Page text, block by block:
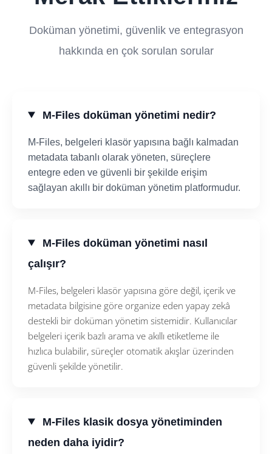
Doküman yönetimi, güvenlik ve entegrasyon
hakkında en çok sorulan sorular
M-Files doküman yönetimi nedir?
M-Files, belgeleri klasör yapısına bağlı kalmadan
metadata tabanlı olarak yöneten, süreçlere
entegre eden ve güvenli bir şekilde erişim
sağlayan akıllı bir doküman yönetim platformudur.
M-Files doküman yönetimi nasıl
çalışır?
M-Files, belgeleri klasör yapısına göre değil, içerik ve
metadata bilgisine göre organize eden yapay zekâ
destekli bir doküman yönetim sistemidir. Kullanıcılar
belgeleri içerik bazlı arama ve akıllı etiketleme ile
hızlıca bulabilir, süreçler otomatik akışlar üzerinden
güvenli şekilde yönetilir.
M-Files klasik dosya yönetiminden
neden daha iyidir?